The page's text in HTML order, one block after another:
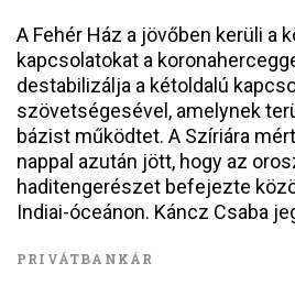
A Fehér Ház a jövőben kerüli a
kapcsolatokat a
destabilizálja a kétoldalú
szövetségesével, amelynek
bázist működtet. A Szíriára
nappal azután jött, hogy az
haditengerészet befejezte
Indiai-óceánon. Káncz Csaba
PRIVÁTBANKÁR